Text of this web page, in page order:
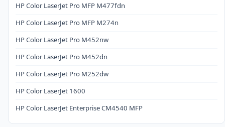
HP Color LaserJet Pro MFP M477fdn
HP Color LaserJet Pro MFP M274n
HP Color LaserJet Pro M452nw
HP Color LaserJet Pro M452dn
HP Color LaserJet Pro M252dw
HP Color LaserJet 1600
HP Color LaserJet Enterprise CM4540 MFP